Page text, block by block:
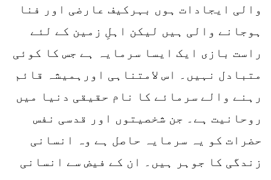
والی ایجادات ہوں بہرکیف عارضی اور فنا
ہوجانے والی ہیں لیکن اہلِ زمین کے لئے
راست بازی ایک ایسا سرمایہ ہے جس کا کوئی
متبادل نہیں۔ اس لامتناہی اورہمیشہ قائم
رہنے والے سرمائے کا نام حقیقی دنیا میں
روحانیت ہے۔ جن شخصیتوں اور قدسی نفس
حضرات کو یہ سرمایہ حاصل ہے وہ انسانی
زندگی کا جوہر ہیں۔ ان کے فیض سے انسانی